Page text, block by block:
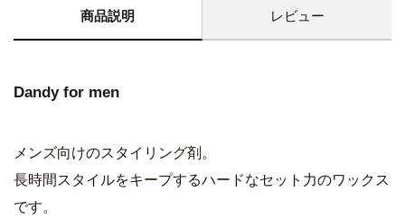
商品説明 レビュー
Dandy for men
メンズ向けのスタイリング剤。
長時間スタイルをキープするハードなセット力のワックス
です。